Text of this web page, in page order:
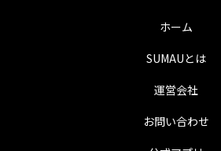
ホーム
SUMAUとは
運営会社
お問い合わせ